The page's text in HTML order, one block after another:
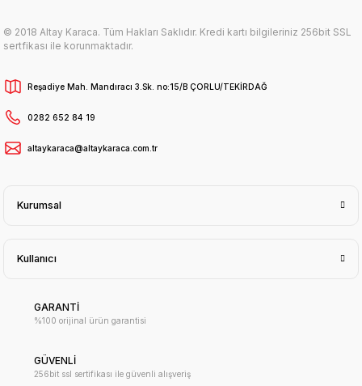
© 2018 Altay Karaca. Tüm Hakları Saklıdır. Kredi kartı bilgileriniz 256bit SSL
sertfikası ile korunmaktadır.
Reşadiye Mah. Mandıracı 3.Sk. no:15/B ÇORLU/TEKİRDAĞ
0282 652 84 19
altaykaraca@altaykaraca.com.tr
Kurumsal
Kullanıcı
GARANTİ
%100 orijinal ürün garantisi
GÜVENLİ
256bit ssl sertifikası ile güvenli alışveriş